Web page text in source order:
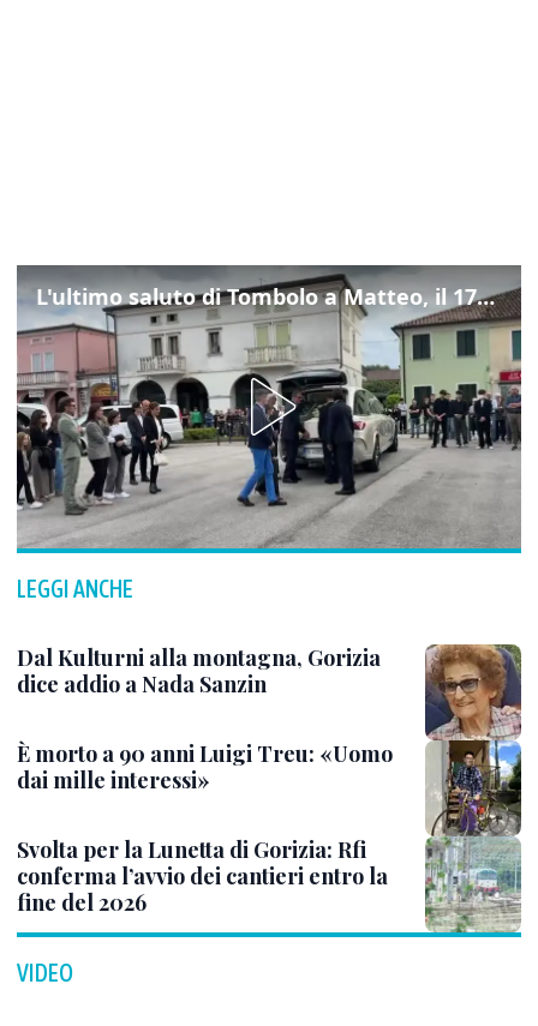
L'ultimo saluto di Tombolo a Matteo, il 17enne morto di tumore. Il video
LEGGI ANCHE
Dal Kulturni alla montagna, Gorizia
dice addio a Nada Sanzin
È morto a 90 anni Luigi Treu: «Uomo
dai mille interessi»
Svolta per la Lunetta di Gorizia: Rfi
conferma l’avvio dei cantieri entro la
fine del 2026
VIDEO